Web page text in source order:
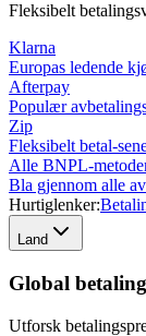
Fleksibelt
Klarna
Europas ledende
Afterpay
Populær
Zip
Fleksibelt betal-
Alle BNPL-
Bla gjennom alle
Hurtiglenker:
Land
Global
Utforsk